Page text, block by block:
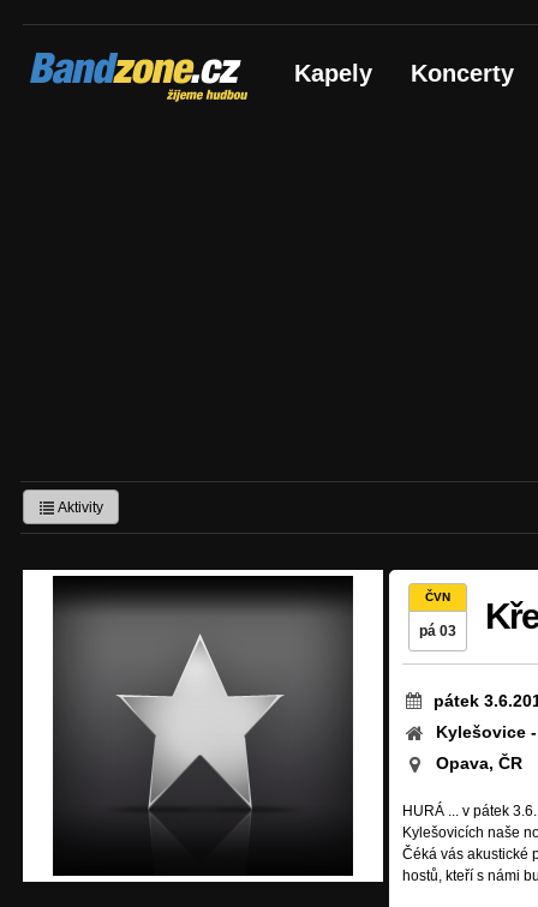
Bandzone.cz
žijeme hudbou Kapely Koncerty
Aktivity
ČVN
pá 03
pátek
Kylešovice
Opava, ČR
HURÁ ... v pátek
Kylešovicích naše
Čéká vás akustické
hostů, kteří s námi